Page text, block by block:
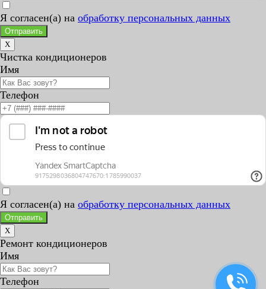
Я согласен(а) на обработку персональных данных
Отправить
X
Чистка кондиционеров
Имя
Телефон
Я согласен(а) на обработку персональных данных
Отправить
X
Ремонт кондиционеров
Имя
Телефон